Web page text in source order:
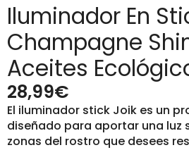
Iluminador En
Champagne
Aceites
28,99€
El iluminador stick Joik es un
diseñado para aportar una luz
zonas del rostro que desees